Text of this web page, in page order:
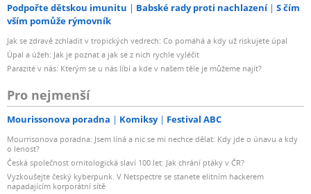
Podpořte dětskou imunitu Babské rady proti nachlazení
S čím
vším pomůže rýmovník
Jak se zdravě zchladit v tropických vedrech: Co pomáhá a kdy už riskujete úpal
Úpal a úžeh: Jak je poznat a jak se z nich rychle vyléčit
Parazité v nás: Kterým se u nás líbí a kde v našem těle je můžeme najít?
Pro nejmenší
Mourissonova poradna Komiksy Festival ABC
Mourrisonova poradna: Jsem líná a nic se mi nechce dělat: Kdy jde o únavu a kdy
o lenost?
Česká společnost ornitologická slaví 100 let: Jak chrání ptáky v ČR?
Vyzkoušejte český kyberpunk. V Netspectre se stanete elitním hackerem
napadajícím korporátní sítě